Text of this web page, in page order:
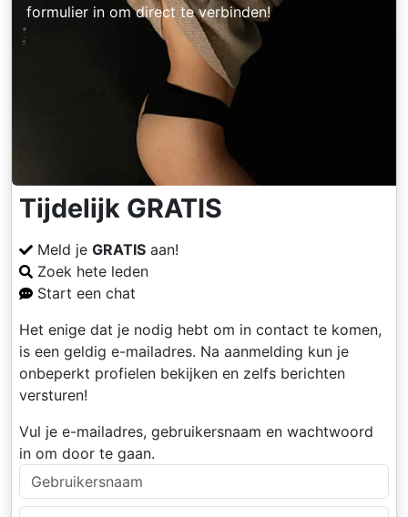
formulier in om direct te verbinden!
Tijdelijk GRATIS
Meld je GRATIS aan!
Zoek hete leden
Start een chat
Het enige dat je nodig hebt om in contact te komen,
is een geldig e-mailadres. Na aanmelding kun je
onbeperkt profielen bekijken en zelfs berichten
versturen!
Vul je e-mailadres, gebruikersnaam en wachtwoord
in om door te gaan.